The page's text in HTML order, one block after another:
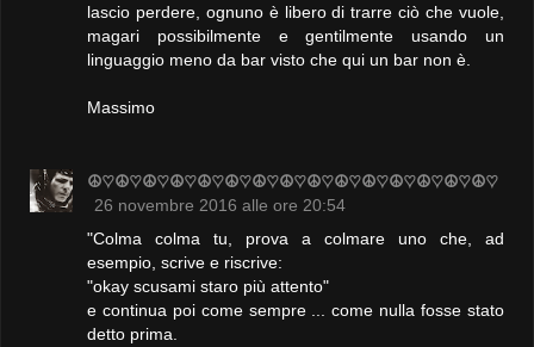
lascio perdere, ognuno è libero di trarre ciò che vuole,
magari possibilmente e gentilmente usando un
linguaggio meno da bar visto che qui un bar non è.
Massimo
☮♡☮♡☮♡☮♡☮♡☮♡☮♡☮♡☮♡☮♡☮♡☮♡☮♡☮♡☮♡
26 novembre 2016 alle ore 20:54
"Colma colma tu, prova a colmare uno che, ad
esempio, scrive e riscrive:
"okay scusami staro più attento"
e continua poi come sempre ... come nulla fosse stato
detto prima.